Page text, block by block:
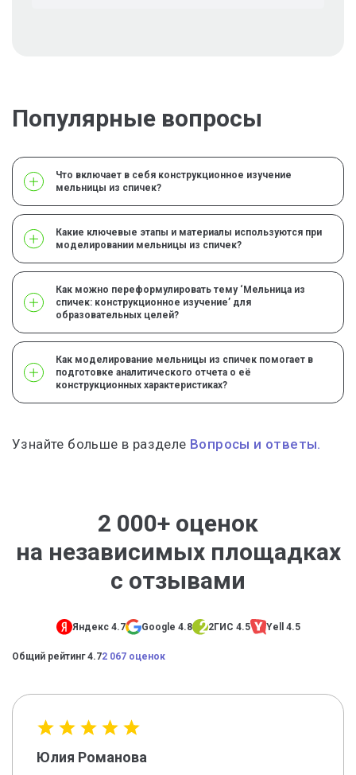
Популярные вопросы
Что включает в себя конструкционное изучение
мельницы из спичек?
Какие ключевые этапы и материалы используются при
моделировании мельницы из спичек?
Как можно переформулировать тему ‘Мельница из
спичек: конструкционное изучение’ для
образовательных целей?
Как моделирование мельницы из спичек помогает в
подготовке аналитического отчета о её
конструкционных характеристиках?
Узнайте больше в разделе Вопросы и ответы.
2 000+ оценок
на независимых площадках
с отзывами
Яндекс 4.7 Google 4.8 2ГИС 4.5 Yell 4.5
Общий рейтинг 4.72 067 оценок
Юлия Романова